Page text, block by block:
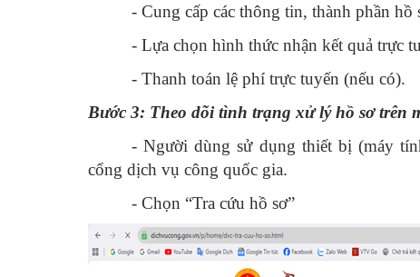
- Cung cấp các thông tin, thành phần
- Lựa chọn hình thức nhận kết quả trực
- Thanh toán lệ phí trực tuyến (nếu có).
Bước 3: Theo dõi tình trạng xử lý hồ sơ trên
- Người dùng sử dụng thiết bị (máy
cổng dịch vụ công quốc gia.
- Chọn “Tra cứu hồ sơ”